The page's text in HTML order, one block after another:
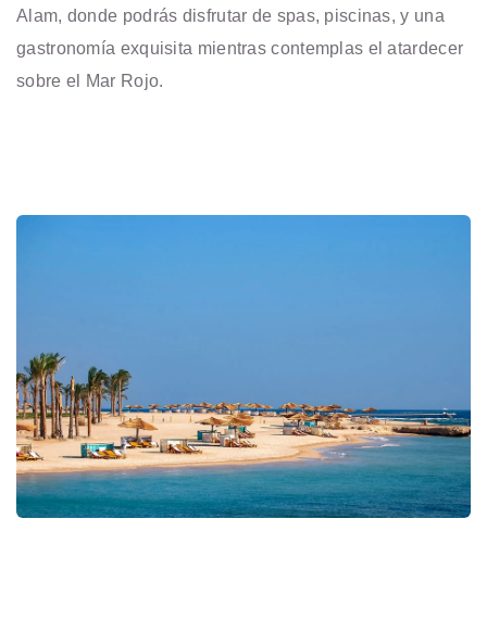
Alam, donde podrás disfrutar de spas, piscinas, y una
gastronomía exquisita mientras contemplas el atardecer
sobre el Mar Rojo.